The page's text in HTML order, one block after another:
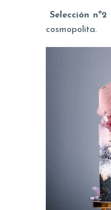
Selección nº2
cosmopolita.